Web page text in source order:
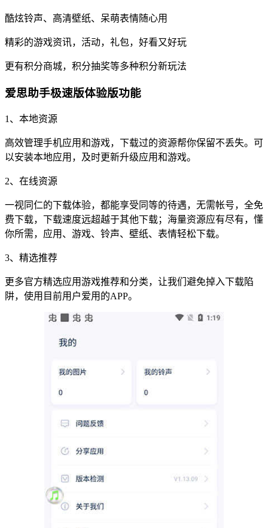
酷炫铃声、高清壁纸、呆萌表情随心用
精彩的游戏资讯，活动，礼包，好看又好玩
更有积分商城，积分抽奖等多种积分新玩法
爱思助手极速版体验版功能
1、本地资源
高效管理手机应用和游戏，下载过的资源帮你保留不丢失。可
以安装本地应用，及时更新升级应用和游戏。
2、在线资源
一视同仁的下载体验，都能享受同等的待遇，无需帐号，全免
费下载，下载速度远超越于其他下载；海量资源应有尽有，懂
你所需，应用、游戏、铃声、壁纸、表情轻松下载。
3、精选推荐
更多官方精选应用游戏推荐和分类，让我们避免掉入下载陷
阱，使用目前用户爱用的APP。